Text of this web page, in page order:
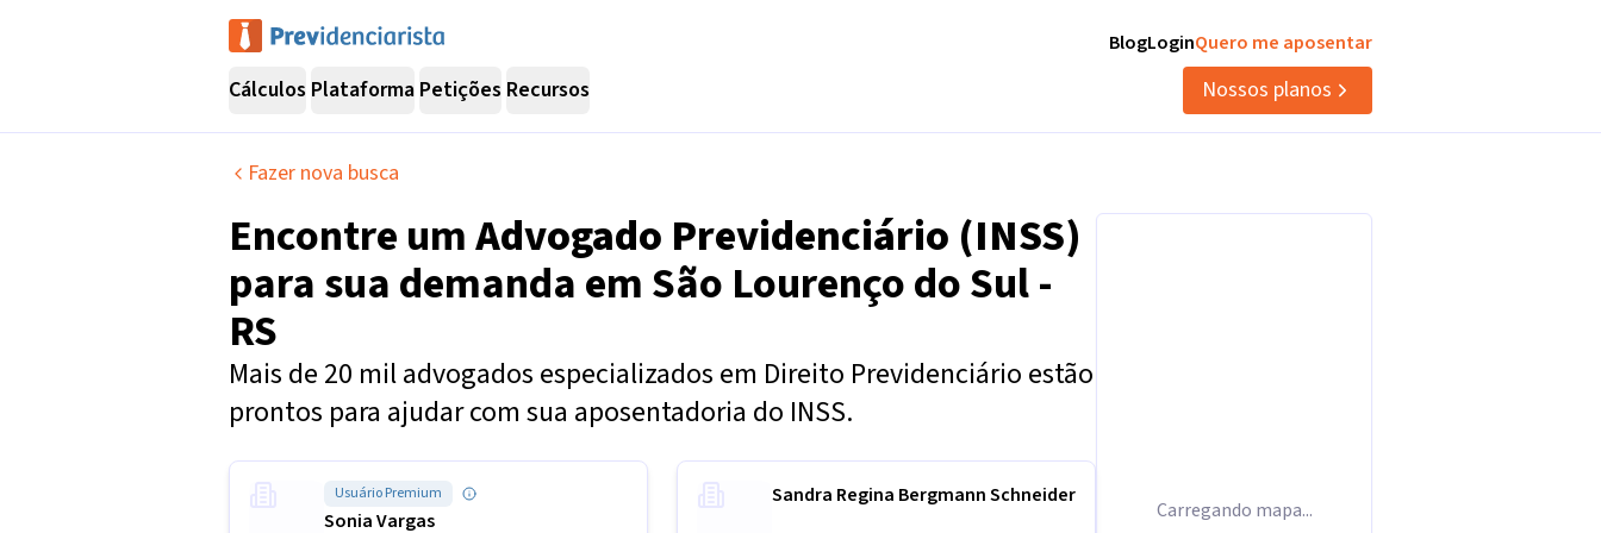
BlogLoginQuero me aposentar
Cálculos Plataforma Petições Recursos Nossos planos
Fazer nova busca
Encontre umAdvogado Previdenciário (INSS)
para sua demanda emSão Lourenço do Sul -
RS
Mais de 20 mil advogados especializados em Direito Previdenciário estão
prontos para ajudar com sua aposentadoria do INSS.
Usuário Premium
Sonia Vargas
Sandra Regina Bergmann Schneider
Carregando mapa...